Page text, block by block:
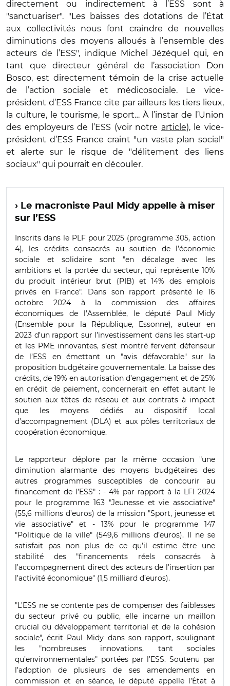
directement ou indirectement à l’ESS sont à
"sanctuariser". "Les baisses des dotations de l’État
aux collectivités nous font craindre de nouvelles
diminutions des moyens alloués à l’ensemble des
acteurs de l’ESS", indique Michel Jézéquel qui, en
tant que directeur général de l’association Don
Bosco, est directement témoin de la crise actuelle
de l’action sociale et médicosociale. Le vice-
président d’ESS France cite par ailleurs les tiers lieux,
la culture, le tourisme, le sport… À l’instar de l’Union
des employeurs de l’ESS (voir notre article), le vice-
président d’ESS France craint "un vaste plan social"
et alerte sur le risque de "délitement des liens
sociaux" qui pourrait en découler.
› Le macroniste Paul Midy appelle à miser
sur l’ESS
Inscrits dans le PLF pour 2025 (programme 305, action
4), les crédits consacrés au soutien de l’économie
sociale et solidaire sont "en décalage avec les
ambitions et la portée du secteur, qui représente 10%
du produit intérieur brut (PIB) et 14% des emplois
privés en France". Dans son rapport présenté le 16
octobre 2024 à la commission des affaires
économiques de l’Assemblée, le député Paul Midy
(Ensemble pour la République, Essonne), auteur en
2023 d’un rapport sur l’investissement dans les start-up
et les PME innovantes, s’est montré fervent défenseur
de l’ESS en émettant un "avis défavorable" sur la
proposition budgétaire gouvernementale. La baisse des
crédits, de 19% en autorisation d’engagement et de 25%
en crédit de paiement, concernerait en effet autant le
soutien aux têtes de réseau et aux contrats à impact
que les moyens dédiés au dispositif local
d’accompagnement (DLA) et aux pôles territoriaux de
coopération économique.
Le rapporteur déplore par la même occasion "une
diminution alarmante des moyens budgétaires des
autres programmes susceptibles de concourir au
financement de l’ESS" : - 4% par rapport à la LFI 2024
pour le programme 163 "Jeunesse et vie associative"
(55,6 millions d’euros) de la mission "Sport, jeunesse et
vie associative" et - 13% pour le programme 147
"Politique de la ville" (549,6 millions d’euros). Il ne se
satisfait pas non plus de ce qu’il estime être une
stabilité des "financements réels consacrés à
l’accompagnement direct des acteurs de l’insertion par
l’activité économique" (1,5 milliard d’euros).
"L’ESS ne se contente pas de compenser des faiblesses
du secteur privé ou public, elle incarne un maillon
crucial du développement territorial et de la cohésion
sociale", écrit Paul Midy dans son rapport, soulignant
les "nombreuses innovations, tant sociales
qu’environnementales" portées par l’ESS. Soutenu par
l’adoption de plusieurs de ses amendements en
commission et en séance, le député appelle l’État à